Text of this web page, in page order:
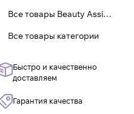
Все товары Beauty Assistant
Все товары категории
Быстро и качественно
доставляем
Гарантия качества